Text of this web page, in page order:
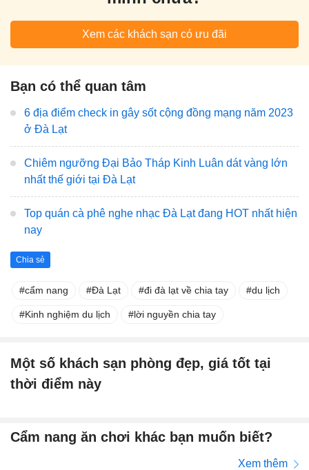
Xem các khách sạn có ưu đãi
Bạn có thể quan tâm
6 địa điểm check in gây sốt cộng đồng mạng năm 2023
ở Đà Lạt
Chiêm ngưỡng Đại Bảo Tháp Kinh Luân dát vàng lớn
nhất thế giới tại Đà Lạt
Top quán cà phê nghe nhạc Đà Lạt đang HOT nhất hiện
nay
Chia sẻ
cẩm nang Đà Lạt đi đà lạt về chia tay du lịch
Kinh nghiệm du lịch lời nguyền chia tay
Một số khách sạn phòng đẹp, giá tốt tại
thời điểm này
Cẩm nang ăn chơi khác bạn muốn biết?
Xem thêm